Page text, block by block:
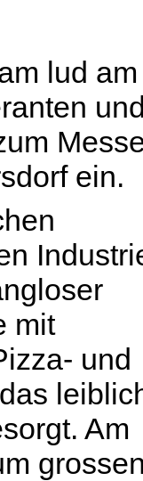
lud am
ein.
mit
und
Am